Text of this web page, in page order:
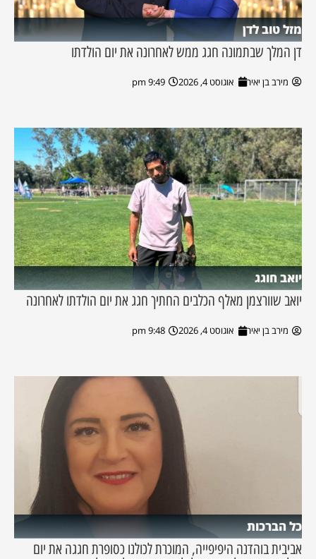
מזל טוב לדן
דן המלך שבתמונה חגג ממש לאחרונה את יום הולדתו
מירב בן יאיר אוגוסט 4, 2026 9:49 pm
יואב חוגג
יואב שוורצמן מאלף הכלבים החתיך חגג את יום הולדתו לאחרונה
מירב בן יאיר אוגוסט 4, 2026 9:48 pm
כל הברכות
אביבית בוהדנה היפיפייה, המוכרת לכולנו כסופרת חגגה את יום